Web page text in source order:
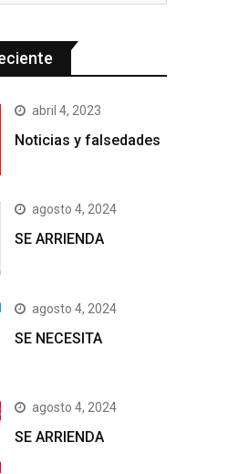
abril 4, 2023
Noticias y falsedades
agosto 4, 2024
SE ARRIENDA
agosto 4, 2024
SE NECESITA
agosto 4, 2024
SE ARRIENDA